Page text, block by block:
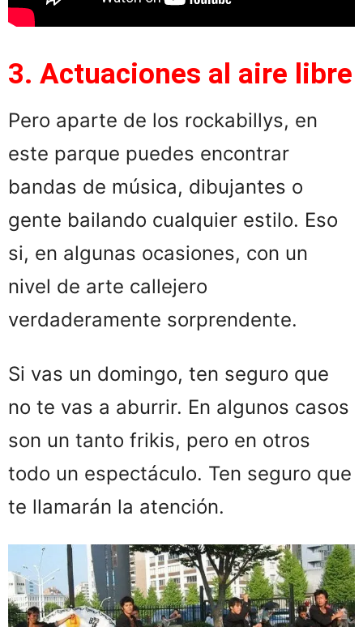
3. Actuaciones al aire libre
Pero aparte de los rockabillys, en
este parque puedes encontrar
bandas de música, dibujantes o
gente bailando cualquier estilo. Eso
si, en algunas ocasiones, con un
nivel de arte callejero
verdaderamente sorprendente.
Si vas un domingo, ten seguro que
no te vas a aburrir. En algunos casos
son un tanto frikis, pero en otros
todo un espectáculo. Ten seguro que
te llamarán la atención.